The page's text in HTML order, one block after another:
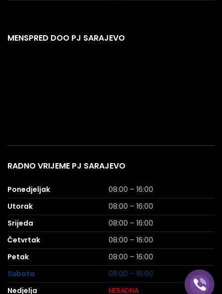
MENSPRED DOO PJ SARAJEVO
RADNO VRIJEME PJ SARAJEVO
Ponedjeljak
08:00 – 16:00
Utorak
08:00 – 16:00
Srijeda
08:00 – 16:00
Četvrtak
08:00 – 16:00
Petak
08:00 – 16:00
Subota
08:00 – 16:00
Nedjelja
NERADNA